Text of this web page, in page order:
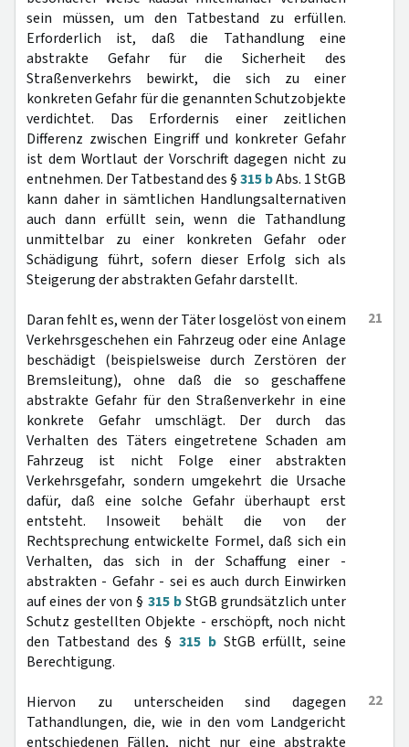
sein müssen, um den Tatbestand zu erfüllen.
Erforderlich ist, daß die Tathandlung eine
abstrakte Gefahr für die Sicherheit des
Straßenverkehrs bewirkt, die sich zu einer
konkreten Gefahr für die genannten Schutzobjekte
verdichtet. Das Erfordernis einer zeitlichen
Differenz zwischen Eingriff und konkreter Gefahr
ist dem Wortlaut der Vorschrift dagegen nicht zu
entnehmen. Der Tatbestand des §315 bAbs. 1 StGB
kann daher in sämtlichen Handlungsalternativen
auch dann erfüllt sein, wenn die Tathandlung
unmittelbar zu einer konkreten Gefahr oder
Schädigung führt, sofern dieser Erfolg sich als
Steigerung der abstrakten Gefahr darstellt.
21
Daran fehlt es, wenn der Täter losgelöst von einem
Verkehrsgeschehen ein Fahrzeug oder eine Anlage
beschädigt (beispielsweise durch Zerstören der
Bremsleitung), ohne daß die so geschaffene
abstrakte Gefahr für den Straßenverkehr in eine
konkrete Gefahr umschlägt. Der durch das
Verhalten des Täters eingetretene Schaden am
Fahrzeug ist nicht Folge einer abstrakten
Verkehrsgefahr, sondern umgekehrt die Ursache
dafür, daß eine solche Gefahr überhaupt erst
entsteht. Insoweit behält die von der
Rechtsprechung entwickelte Formel, daß sich ein
Verhalten, das sich in der Schaffung einer -
abstrakten - Gefahr - sei es auch durch Einwirken
auf eines der von § 315 bStGB grundsätzlich unter
Schutz gestellten Objekte - erschöpft, noch nicht
den Tatbestand des § 315 bStGB erfüllt, seine
Berechtigung.
22
Hiervon zu unterscheiden sind dagegen
Tathandlungen, die, wie in den vom Landgericht
entschiedenen Fällen, nicht nur eine abstrakte